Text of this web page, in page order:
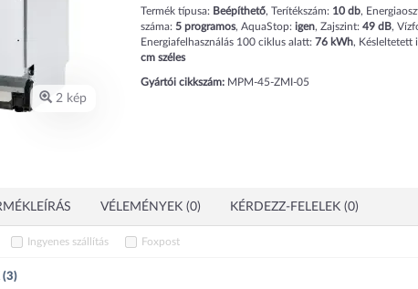
2 kép
Termék típusa: Beépíthető, Terítékszám: 10 db,
száma: 5programos, AquaStop: igen, Zajszint: 49 dB,
Energiafelhasználás 100 ciklus alatt: 76 kWh, Késleltetett
cmszéles
Gyártói cikkszám:MPM-45-ZMI-05
VÉLEMÉNYEK (0) KÉRDEZZ-FELELEK (0)
Ingyenes szállítás Foxpost
(3)